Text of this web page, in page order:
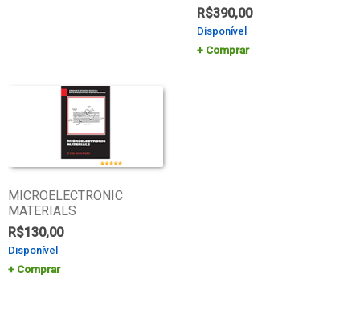
R$390,00
Disponível
Comprar
MICROELECTRONIC
MATERIALS
R$130,00
Disponível
Comprar